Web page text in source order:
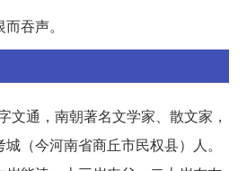
吞声。
通，南朝著名文学家、散文家，
（今河南省商丘市民权县）人。